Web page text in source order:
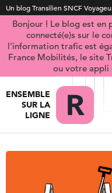
Un blog Transilien SNCF
Bonjour ! Le blog est en
connecté(e)s sur le
l'information trafic est
France Mobilités, le site
ou votre appli
ENSEMBLE
SUR LA
LIGNE